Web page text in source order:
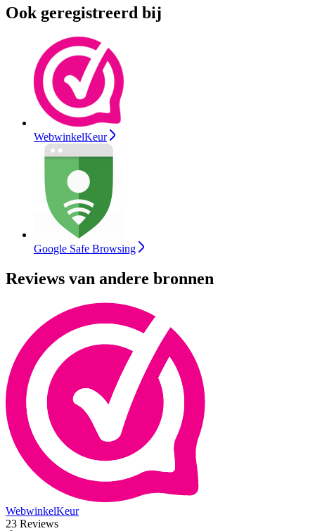
Ook geregistreerd bij
WebwinkelKeur
Google Safe Browsing
Reviews van andere bronnen
WebwinkelKeur
23 Reviews